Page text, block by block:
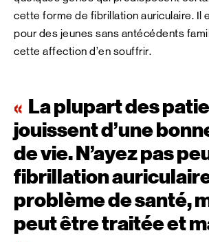
cette forme de fibrillation auriculaire. Il
pour des jeunes sans antécédents
cette affection d’en souffrir.
La plupart des
jouissent d’une
de vie. N’ayez pas
fibrillation
problème de santé,
peut être traitée et